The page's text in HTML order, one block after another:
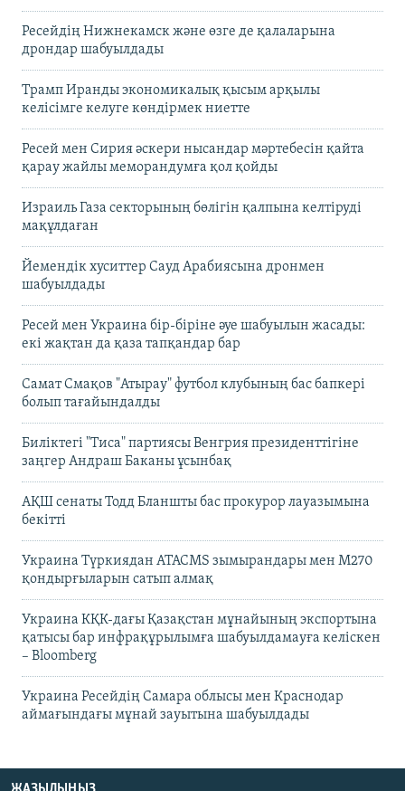
Ресейдің Нижнекамск және өзге де қалаларына
дрондар шабуылдады
Трамп Иранды экономикалық қысым арқылы
келісімге келуге көндірмек ниетте
Ресей мен Сирия әскери нысандар мәртебесін қайта
қарау жайлы меморандумға қол қойды
Израиль Газа секторының бөлігін қалпына келтіруді
мақұлдаған
Йемендік хуситтер Сауд Арабиясына дронмен
шабуылдады
Ресей мен Украина бір-біріне әуе шабуылын жасады:
екі жақтан да қаза тапқандар бар
Самат Смақов "Атырау" футбол клубының бас бапкері
болып тағайындалды
Биліктегі "Тиса" партиясы Венгрия президенттігіне
заңгер Андраш Баканы ұсынбақ
АҚШ сенаты Тодд Бланшты бас прокурор лауазымына
бекітті
Украина Түркиядан ATACMS зымырандары мен M270
қондырғыларын сатып алмақ
Украина КҚК-дағы Қазақстан мұнайының экспортына
қатысы бар инфрақұрылымға шабуылдамауға келіскен
– Bloomberg
Украина Ресейдің Самара облысы мен Краснодар
аймағындағы мұнай зауытына шабуылдады